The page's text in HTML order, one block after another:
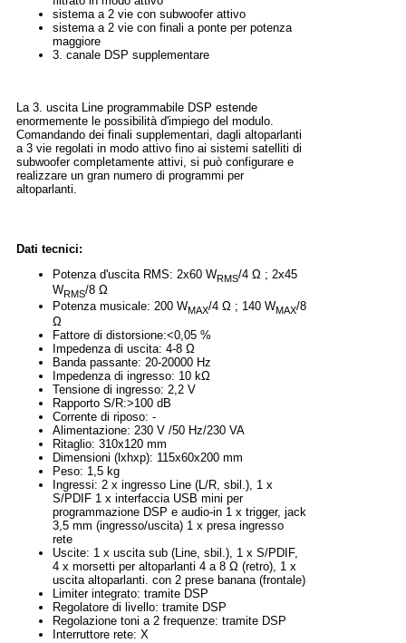
sistema a 2 vie con subwoofer attivo
sistema a 2 vie con finali a ponte per potenza
maggiore
3. canale DSP supplementare
La 3. uscita Line programmabile DSP estende
enormemente le possibilità d'impiego del modulo.
Comandando dei finali supplementari, dagli altoparlanti
a 3 vie regolati in modo attivo fino ai sistemi satelliti di
subwoofer completamente attivi, si può configurare e
realizzare un gran numero di programmi per
altoparlanti.
Dati tecnici:
Potenza d'uscita RMS: 2x60 WRMS/4 Ω ; 2x45
WRMS/8 Ω
Potenza musicale: 200 WMAX/4 Ω ; 140 WMAX/8
Ω
Fattore di distorsione:<0,05 %
Impedenza di uscita: 4-8 Ω
Banda passante: 20-20000 Hz
Impedenza di ingresso: 10 kΩ
Tensione di ingresso: 2,2 V
Rapporto S/R:>100 dB
Corrente di riposo: -
Alimentazione: 230 V /50 Hz/230 VA
Ritaglio: 310x120 mm
Dimensioni (lxhxp): 115x60x200 mm
Peso: 1,5 kg
Ingressi: 2 x ingresso Line (L/R, sbil.), 1 x
S/PDIF 1 x interfaccia USB mini per
programmazione DSP e audio-in 1 x trigger, jack
3,5 mm (ingresso/uscita) 1 x presa ingresso
rete
Uscite: 1 x uscita sub (Line, sbil.), 1 x S/PDIF,
4 x morsetti per altoparlanti 4 a 8 Ω (retro), 1 x
uscita altoparlanti. con 2 prese banana (frontale)
Limiter integrato: tramite DSP
Regolatore di livello: tramite DSP
Regolazione toni a 2 frequenze: tramite DSP
Interruttore rete: X